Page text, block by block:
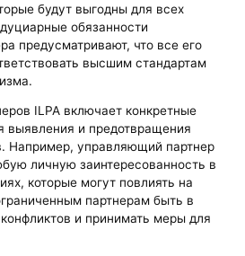
будут выгодны для всех
обязанности
предусматривают, что все его
высшим стандартам
ILPA включает конкретные
выявления и предотвращения
Например, управляющий партнер
личную заинтересованность в
которые могут повлиять на
партнерам быть в
и принимать меры для